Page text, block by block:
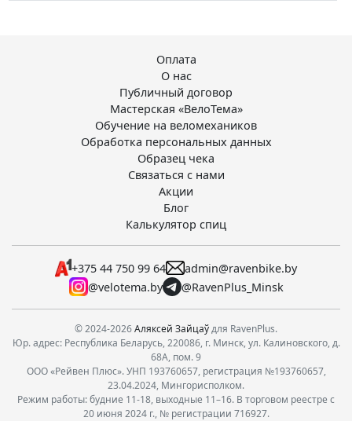
Оплата
О нас
Публичный договор
Мастерская «ВелоТема»
Обучение на веломехаников
Обработка персональных данных
Образец чека
Связаться с нами
Акции
Блог
Калькулятор спиц
+375 44 750 99 64
admin@ravenbike.by
@velotema.by
@RavenPlus_Minsk
© 2024-2026Аляксей Зайцаўдля RavenPlus.
Юр. адрес: Республика Беларусь, 220086, г. Минск, ул. Калиновского, д.
68А, пом. 9
ООО «Рейвен Плюс». УНП 193760657, регистрация №193760657,
23.04.2024, Мингорисполком.
Режим работы: будние 11-18, выходные 11–16. В торговом реестре с
20 июня 2024 г., № регистрации 716927.